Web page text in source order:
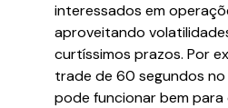
interessados em
aproveitando
curtíssimos prazos. Por
trade de 60 segundos
pode funcionar bem para